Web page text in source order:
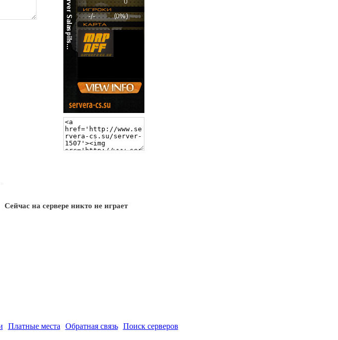
Сейчас на сервере никто не играет
Платные места Обратная связь Поиск серверов